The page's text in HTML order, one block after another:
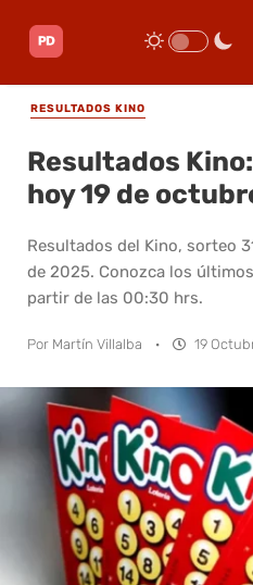
RESULTADOS KINO
Resultados
hoy 19 de
Resultados del Kino, sorteo
de 2025. Conozca los
partir de las 00:30 hrs.
Por Martín Villalba · 19